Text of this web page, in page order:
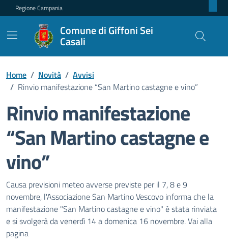
Regione Campania
Comune di Giffoni Sei
Casali
Home / Novità / Avvisi
/ Rinvio manifestazione “San Martino castagne e vino”
Rinvio manifestazione
“San Martino castagne e
vino”
Dettagli della notizia
Causa previsioni meteo avverse previste per il 7, 8 e 9
novembre, l'Associazione San Martino Vescovo informa che la
manifestazione "San Martino castagne e vino" è stata rinviata
e si svolgerà da venerdì 14 a domenica 16 novembre. Vai alla
pagina